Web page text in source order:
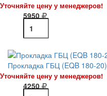
Уточняйте цену у менеджеров!
5950
Прокладка ГБЦ (EQB 180-20)
Уточняйте цену у менеджеров!
4250